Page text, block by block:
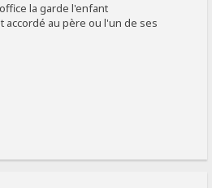
la garde l'enfant
accordé au père ou l'un de ses